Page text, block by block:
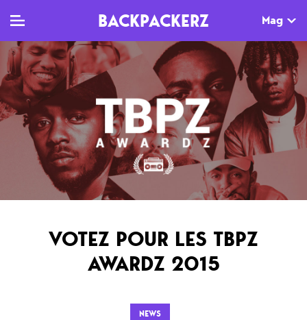
BACKPACKERZ Mag
TV
Clips
Live
Documentaires
MAG
Dossiers
Tops
Sorties
AGENDA
Paris
Festivals
VOTEZ POUR LES TBPZ
AWARDZ 2015
NEWS